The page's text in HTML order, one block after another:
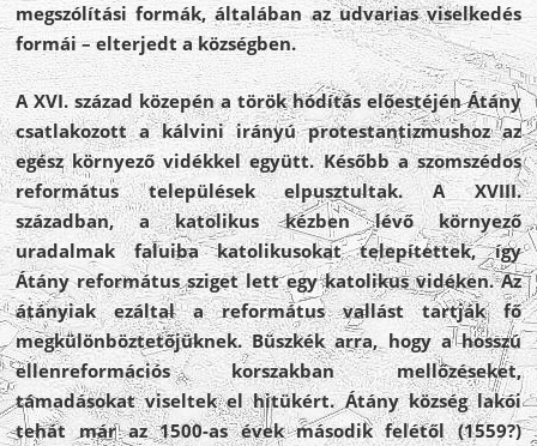
megszólítási formák, általában az udvarias viselkedés
formái – elterjedt a községben.
A XVI. század közepén a török hódítás előestéjén Átány
csatlakozott a kálvini irányú protestantizmushoz az
egész környező vidékkel együtt. Később a szomszédos
református települések elpusztultak. A XVIII.
században, a katolikus kézben lévő környező
uradalmak faluiba katolikusokat telepítettek, így
Átány református sziget lett egy katolikus vidéken. Az
átányiak ezáltal a református vallást tartják fő
megkülönböztetőjüknek. Büszkék arra, hogy a hosszú
ellenreformációs korszakban mellőzéseket,
támadásokat viseltek el hitükért. Átány község lakói
tehát már az 1500-as évek második felétől (1559?)